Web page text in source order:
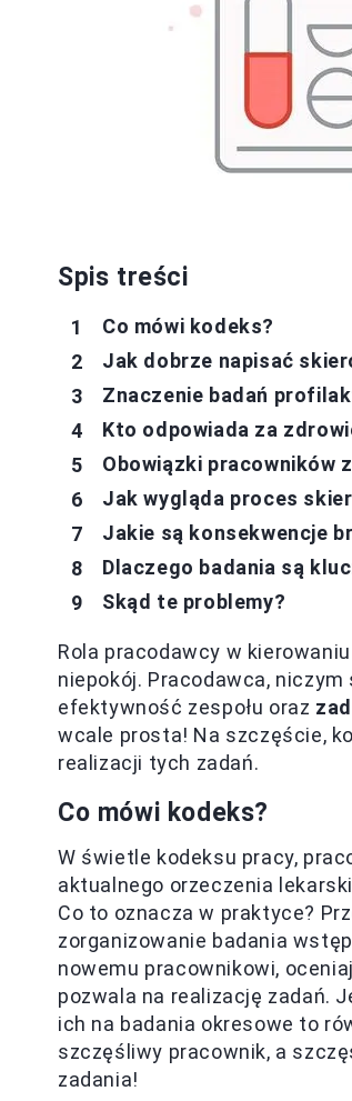
Spis treści
Co mówi kodeks?
Jak dobrze napisać
Znaczenie badań
Kto odpowiada za
Obowiązki pracowników
Jak wygląda proces
Jakie są konsekwencje
Dlaczego badania są
Skąd te problemy?
Rola pracodawcy w
niepokój. Pracodawca,
efektywność zespołu oraz
wcale prosta! Na szczęście,
realizacji tych zadań.
Co mówi kodeks?
W świetle kodeksu pracy,
aktualnego orzeczenia
Co to oznacza w praktyce?
zorganizowanie badania
nowemu pracownikowi,
pozwala na realizację zadań.
ich na badania okresowe to
szczęśliwy pracownik, a
zadania!